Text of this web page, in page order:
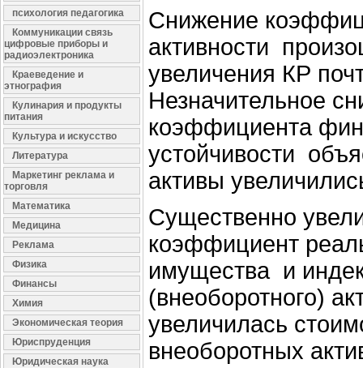
психология педагогика
Коммуникации связь
цифровые приборы и
радиоэлектроника
Краеведение и
этнография
Кулинария и продукты
питания
Культура и искусство
Литература
Маркетинг реклама и
торговля
Математика
Медицина
Реклама
Физика
Финансы
Химия
Экономическая теория
Юриспруденция
Юридическая наука
Снижение
активности
увеличения КР
Незначительное
коэффициента
устойчивости
активы
Существенно
коэффициент
имущества и
(внеоборотного)
увеличилась
внеоборотных